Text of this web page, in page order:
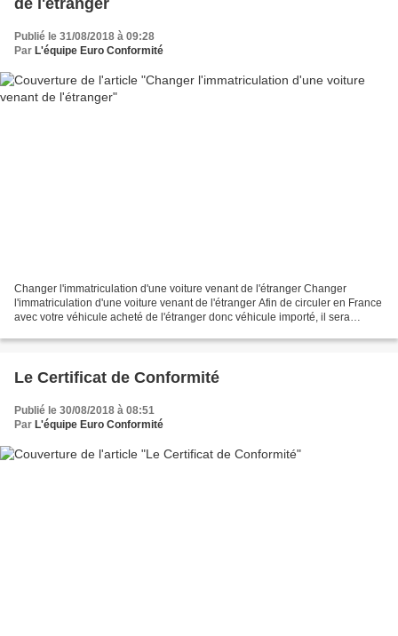
de l'étranger
Publié le 31/08/2018 à 09:28
Par L'équipe Euro Conformité
Changer l'immatriculation d'une voiture venant de l'étranger Changer
l'immatriculation d'une voiture venant de l'étranger Afin de circuler en France
avec votre véhicule acheté de l'étranger donc véhicule importé, il sera
Le Certificat de Conformité
Publié le 30/08/2018 à 08:51
Par L'équipe Euro Conformité